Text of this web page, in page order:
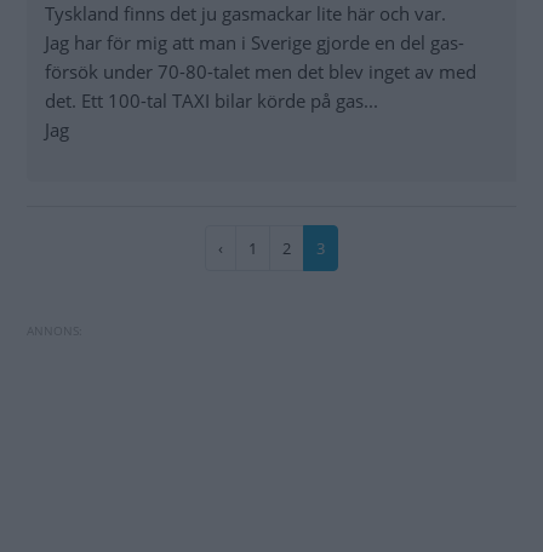
Tyskland finns det ju gasmackar lite här och var.
Jag har för mig att man i Sverige gjorde en del gas-
försök under 70-80-talet men det blev inget av med
det. Ett 100-tal TAXI bilar körde på gas...
Jag
Föregående
‹ Sida
1 Sida
2
Nuvarande
3